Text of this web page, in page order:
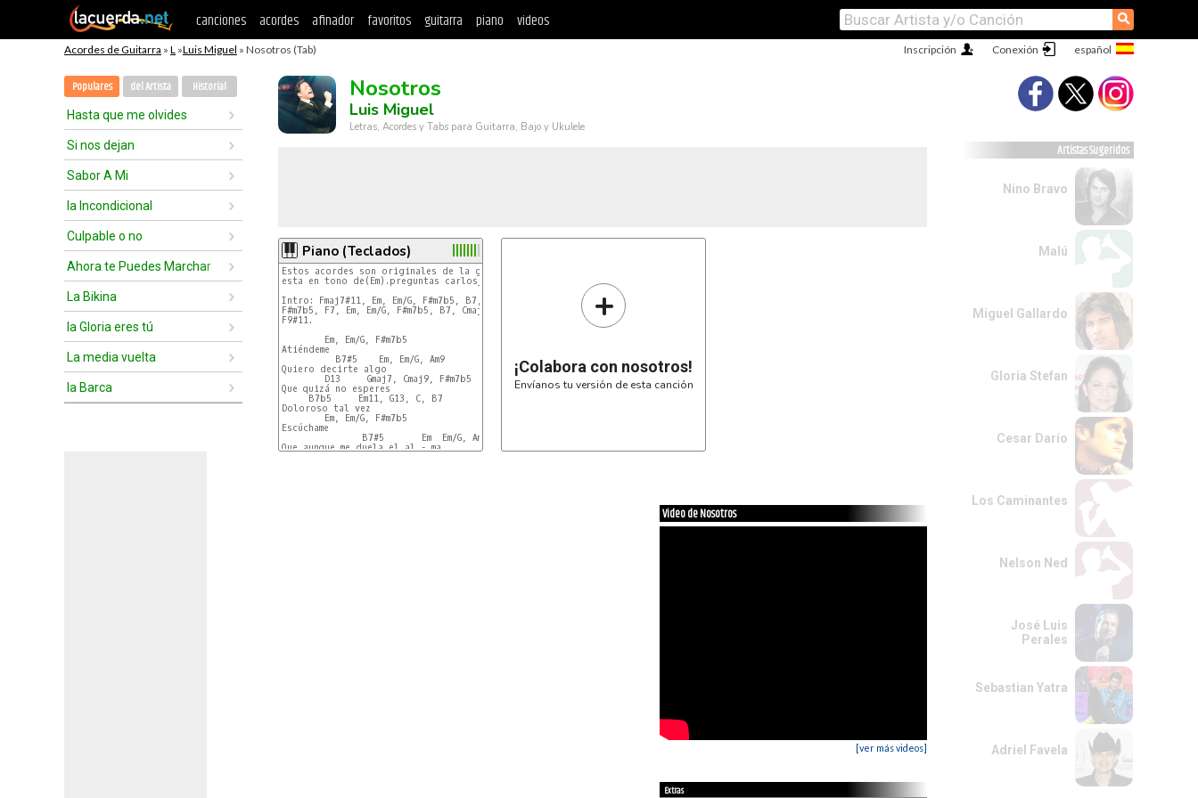
canciones acordes afinador favoritos guitarra piano videos ⚲
Acordes de Guitarra » L »Luis Miguel » Nosotros (Tab) Conexión
Inscripción
Populares del Artista Historial
Hasta que me olvides
Si nos dejan
Sabor A Mi
la Incondicional
Culpable o no
Ahora te Puedes Marchar
La Bikina
la Gloria eres tú
La media vuelta
la Barca
Nosotros
Luis Miguel
Letras, Acordes y Tabs para Guitarra, Bajo y Ukulele
Piano (Teclados)
Estos acordes son originales de la grabacion
esta en tono de(Em).preguntas carlos_magnvxs@hotmail.com
Intro: Fmaj7#11, Em, Em/G, F#m7b5, B7, Em, Em/G,
F#m7b5, F7, Em, Em/G, F#m7b5, B7, Cmaj9, F#m9
F9#11.
        Em, Em/G, F#m7b5
Atiéndeme
          B7#5    Em, Em/G, Am9
Quiero decirte algo
        D13     Gmaj7, Cmaj9, F#m7b5
Que quizá no esperes
     B7b5     Em11, G13, C, B7
Doloroso tal vez
        Em, Em/G, F#m7b5
Escúchame
               B7#5       Em  Em/G, Am11
Que aunque me duela el al - ma
+
¡Colabora con nosotros!
Envíanos tu versión de esta canción
Video de Nosotros
[ver más videos]
Extras
Artistas Sugeridos
Nino Bravo
Malú
Miguel Gallardo
Gloria Stefan
Cesar Darío
Los Caminantes
Nelson Ned
José Luis
Perales
Sebastian Yatra
Adriel Favela